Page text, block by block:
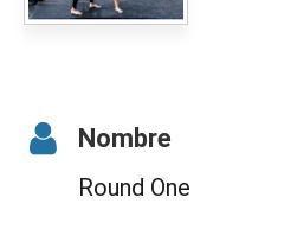
Nombre
Round One